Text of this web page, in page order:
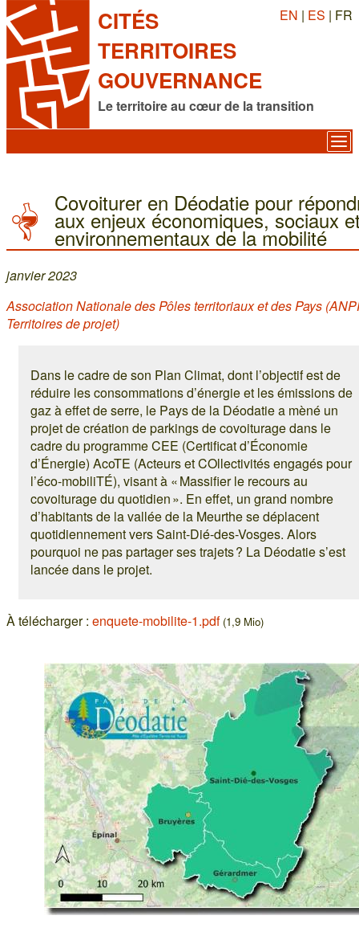
CITÉS
TERRITOIRES
GOUVERNANCE
Le territoire au cœur de la transition
EN | ES | FR
Covoiturer en Déodatie pour
aux enjeux économiques, sociaux
environnementaux de la mobilité
janvier 2023
Association Nationale des Pôles territoriaux et des Pays
Territoires de projet)
Dans le cadre de son Plan Climat, dont l’objectif est de
réduire les consommations d’énergie et les émissions de
gaz à effet de serre, le Pays de la Déodatie a mèné un
projet de création de parkings de covoiturage dans le
cadre du programme CEE (Certificat d’Économie
d’Énergie) AcoTE (Acteurs et COllectivités engagés pour
l’éco-mobiliTÉ), visant à « Massifier le recours au
covoiturage du quotidien ». En effet, un grand nombre
d’habitants de la vallée de la Meurthe se déplacent
quotidiennement vers Saint-Dié-des-Vosges. Alors
pourquoi ne pas partager ses trajets ? La Déodatie s’est
lancée dans le projet.
À télécharger : enquete-mobilite-1.pdf (1,9 Mio)